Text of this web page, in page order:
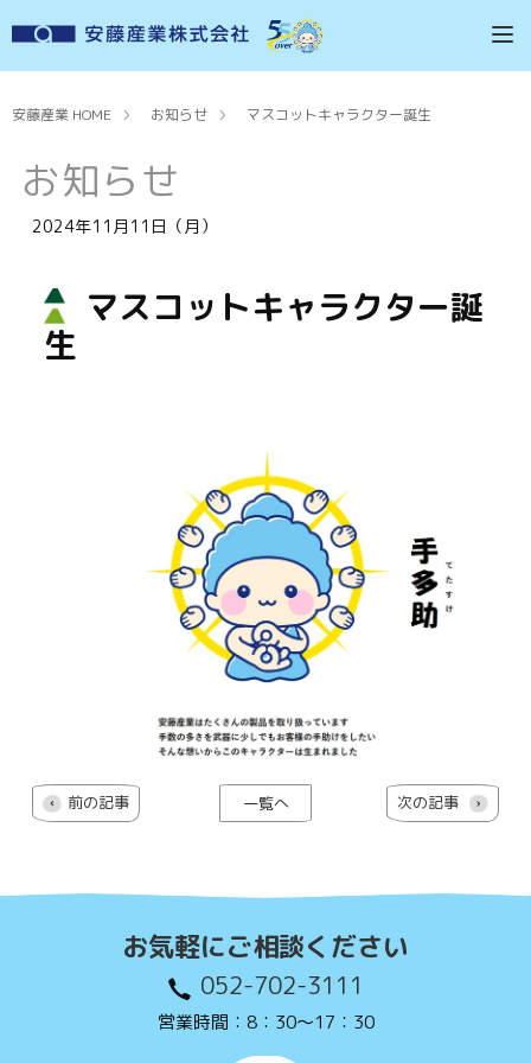
安藤産業 HOME お知らせ マスコットキャラクター誕生
お知らせ
2024年11月11日（月）
マスコットキャラクター誕
生
前の記事 次の記事
一覧へ
お気軽にご相談ください
052-702-3111
営業時間：8：30〜17：30